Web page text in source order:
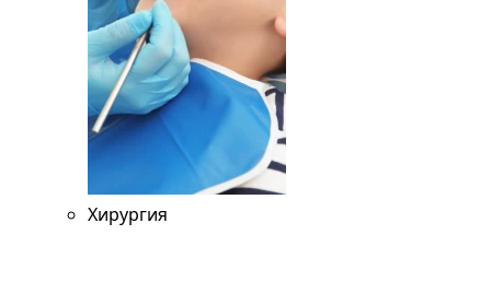
Хирургия